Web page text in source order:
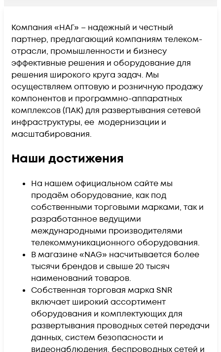
Компания «НАГ» – надежный и честный
партнер, предлагающий компаниям телеком-
отрасли, промышленности и бизнесу
эффективные решения и оборудование для
решения широкого круга задач. Мы
осуществляем оптовую и розничную продажу
компонентов и программно-аппаратных
комплексов (ПАК) для развертывания сетевой
инфраструктуры, ее модернизации и
масштабирования.
Наши достижения
На нашем официальном сайте мы
продаём оборудование, как под
собственными торговыми марками, так и
разработанное ведущими
международными производителями
телекоммуникационного оборудования.
В магазине «NAG» насчитывается более
тысячи брендов и свыше 20 тысяч
наименований товаров.
Собственная торговая марка SNR
включает широкий ассортимент
оборудования и комплектующих для
развертывания проводных сетей передачи
данных, систем безопасности и
видеонаблюдения, беспроводных сетей и